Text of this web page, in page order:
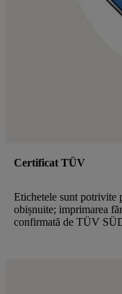
Certificat TÜV
Etichetele sunt potrivite
obișnuite; imprimarea
confirmată de TÜV